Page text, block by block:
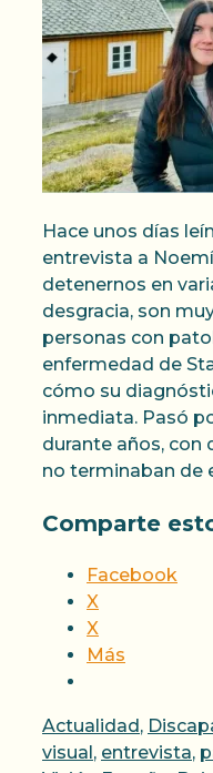
Hace unos días
entrevista a
detenernos en
desgracia, son
personas con
enfermedad de
cómo su
inmediata. Pasó
durante años, con
no terminaban de
Comparte
Facebook
X
X
Más
Categorías
Actualidad ,
visual , entrevista,